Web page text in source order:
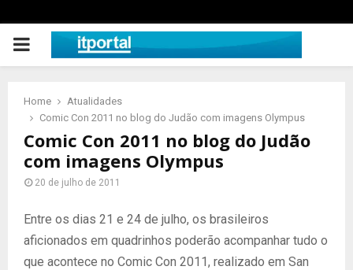
PRIMARY
Home
Atualidades
Comic Con 2011 no blog do Judão com imagens Olympus
Comic Con 2011 no blog do Judão
com imagens Olympus
20 de julho de 2011
Entre os dias 21 e 24 de julho, os brasileiros
aficionados em quadrinhos poderão acompanhar tudo o
que acontece no Comic Con 2011, realizado em San